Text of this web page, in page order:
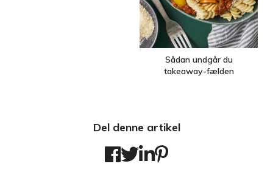
Sådan undgår du
takeaway-fælden
Del denne artikel